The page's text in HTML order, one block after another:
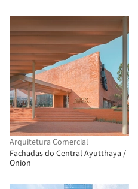
Arquitetura Comercial
Fachadas do Central Ayutthaya /
Onion